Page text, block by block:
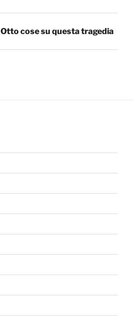
Otto cose su questa tragedia